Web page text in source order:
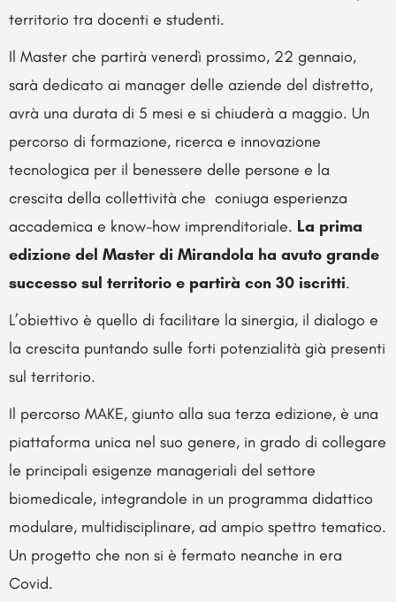
territorio tra docenti e studenti.
Il Master che partirà venerdì prossimo, 22 gennaio,
sarà dedicato ai manager delle aziende del distretto,
avrà una durata di 5 mesi e si chiuderà a maggio. Un
percorso di formazione, ricerca e innovazione
tecnologica per il benessere delle persone e la
crescita della collettività che coniuga esperienza
accademica e know-how imprenditoriale. La prima
edizione del Master di Mirandola ha avuto grande
successo sul territorio e partirà con 30 iscritti.
L’obiettivo è quello di facilitare la sinergia, il dialogo e
la crescita puntando sulle forti potenzialità già presenti
sul territorio.
Il percorso MAKE, giunto alla sua terza edizione, è una
piattaforma unica nel suo genere, in grado di collegare
le principali esigenze manageriali del settore
biomedicale, integrandole in un programma didattico
modulare, multidisciplinare, ad ampio spettro tematico.
Un progetto che non si è fermato neanche in era
Covid.